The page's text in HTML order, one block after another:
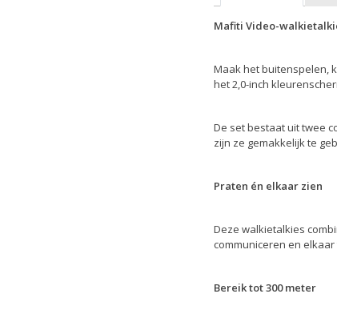
Mafiti Video-
Maak het buitenspelen,
het 2,0-inch
De set bestaat uit twee
zijn ze gemakkelijk te
Praten én elkaar zien
Deze walkietalkies
communiceren en
Bereik tot 300 meter